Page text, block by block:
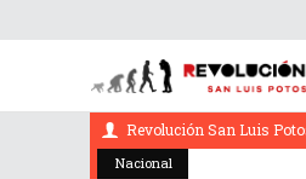
Nacional
marzo 30, 2022
Revolución San Luis